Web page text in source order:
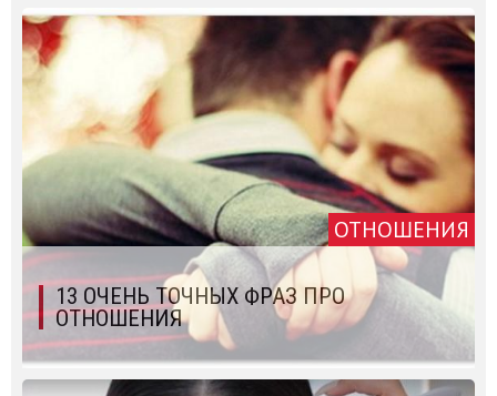
ОТНОШЕНИЯ
13 ОЧЕНЬ ТОЧНЫХ ФРАЗ ПРО
ОТНОШЕНИЯ